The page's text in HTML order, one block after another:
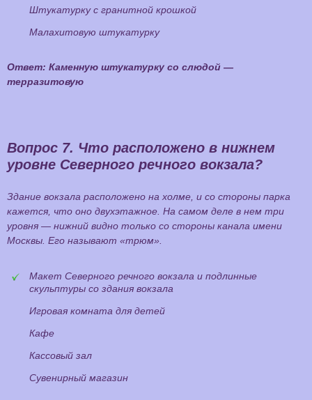
Штукатурку с гранитной крошкой
Малахитовую штукатурку
Ответ: Каменную штукатурку со слюдой —
терразитовую
Вопрос 7. Что расположено в нижнем
уровне Северного речного вокзала?
Здание вокзала расположено на холме, и со стороны парка
кажется, что оно двухэтажное. На самом деле в нем три
уровня — нижний видно только со стороны канала имени
Москвы. Его называют «трюм».
Макет Северного речного вокзала и подлинные
скульптуры со здания вокзала
Игровая комната для детей
Кафе
Кассовый зал
Сувенирный магазин